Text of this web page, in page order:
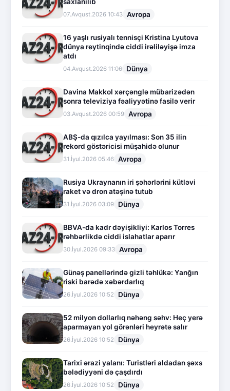
saxlanılıb
07.Avqust.2026 10:43 Avropa
16 yaşlı rusiyalı tennisçi Kristina Lyutova
dünya reytinqində ciddi irəliləyişə imza
atdı
04.Avqust.2026 11:06 Dünya
Davina Makkol xərçənglə mübarizədən
sonra televiziya fəaliyyətinə fasilə verir
03.Avqust.2026 00:59 Avropa
ABŞ-da qızılca yayılması: Son 35 ilin
rekord göstəricisi müşahidə olunur
31.İyul.2026 05:46 Avropa
Rusiya Ukraynanın iri şəhərlərini kütləvi
raket və dron atəşinə tutub
31.İyul.2026 03:09 Dünya
BBVA-da kadr dəyişikliyi: Karlos Torres
rəhbərlikdə ciddi islahatlar aparır
30.İyul.2026 09:33 Avropa
Günəş panellərində gizli təhlükə: Yanğın
riski barədə xəbərdarlıq
26.İyul.2026 10:52 Dünya
52 milyon dollarlıq nəhəng səhv: Heç yerə
aparmayan yol görənləri heyrətə salır
26.İyul.2026 10:52 Dünya
Tarixi ərazi yalanı: Turistləri aldadan şəxs
bələdiyyəni də çaşdırdı
26.İyul.2026 10:52 Dünya